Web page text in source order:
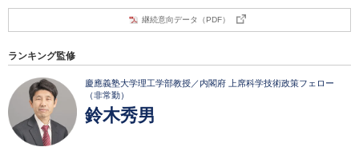
継続意向データ（PDF）
ランキング監修
慶應義塾大学理工学部教授／内閣府 上席科学技術政策フェロー
（非常勤）
鈴木秀男